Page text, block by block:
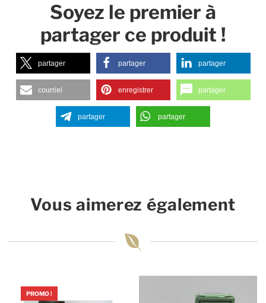
Soyez le premier à
partager ce produit !
partager partager partager
courriel enregistrer partager
partager partager
Vous aimerez également
PROMO !